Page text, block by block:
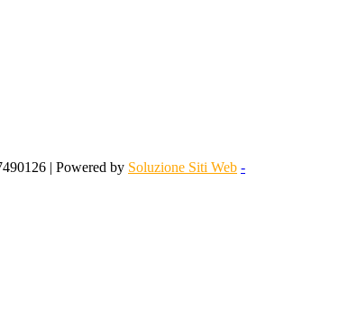
| Powered by Soluzione Siti Web -